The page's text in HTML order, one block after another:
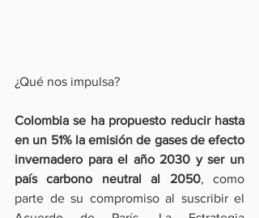
¿Qué nos impulsa?
Colombia se ha propuesto reducir hasta
en un 51% la emisión de gases de efecto
invernadero para el año 2030 y ser un
país carbono neutral al 2050, como
parte de su compromiso al suscribir el